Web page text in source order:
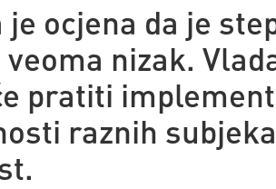
je ocjena da je
veoma nizak.
pratiti
raznih